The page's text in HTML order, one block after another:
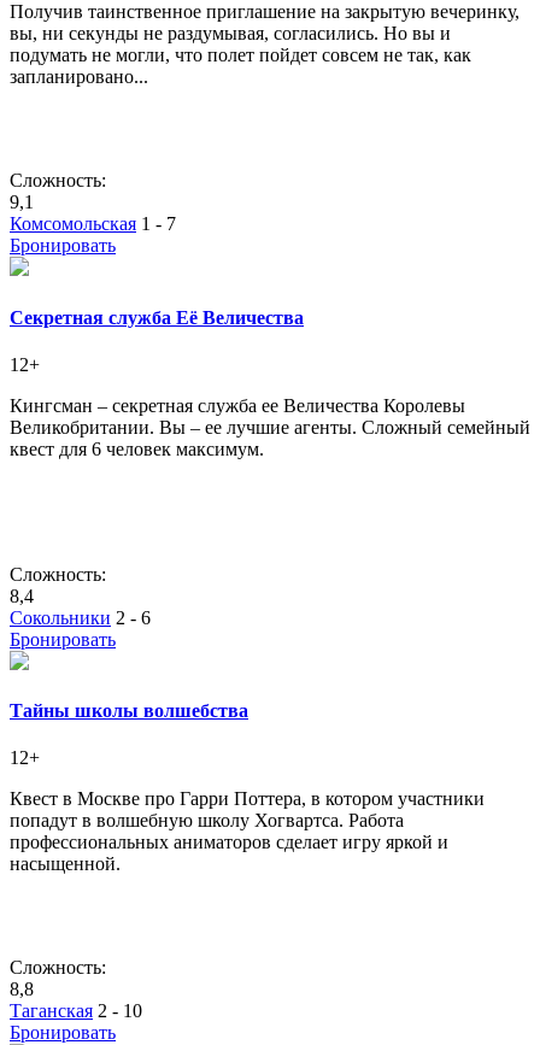
Получив таинственное приглашение на закрытую вечеринку,
вы, ни секунды не раздумывая, согласились. Но вы и
подумать не могли, что полет пойдет совсем не так, как
запланировано...
Сложность:
9,1
Комсомольская 1 - 7
Бронировать
Секретная служба Её Величества
12+
Кингсман – секретная служба ее Величества Королевы
Великобритании. Вы – ее лучшие агенты. Сложный семейный
квест для 6 человек максимум.
Сложность:
8,4
Сокольники 2 - 6
Бронировать
Тайны школы волшебства
12+
Квест в Москве про Гарри Поттера, в котором участники
попадут в волшебную школу Хогвартса. Работа
профессиональных аниматоров сделает игру яркой и
насыщенной.
Сложность:
8,8
Таганская 2 - 10
Бронировать